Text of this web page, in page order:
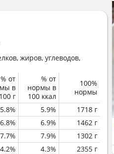
жиров, углеводов,
% от
в
100 г
% от
нормы в
100 ккал
100%
нормы
5.8% 5.9%
1718 г
6.8% 6.9%
1462 г
7.7% 7.9%
1302 г
4.2% 4.3%
2355 г